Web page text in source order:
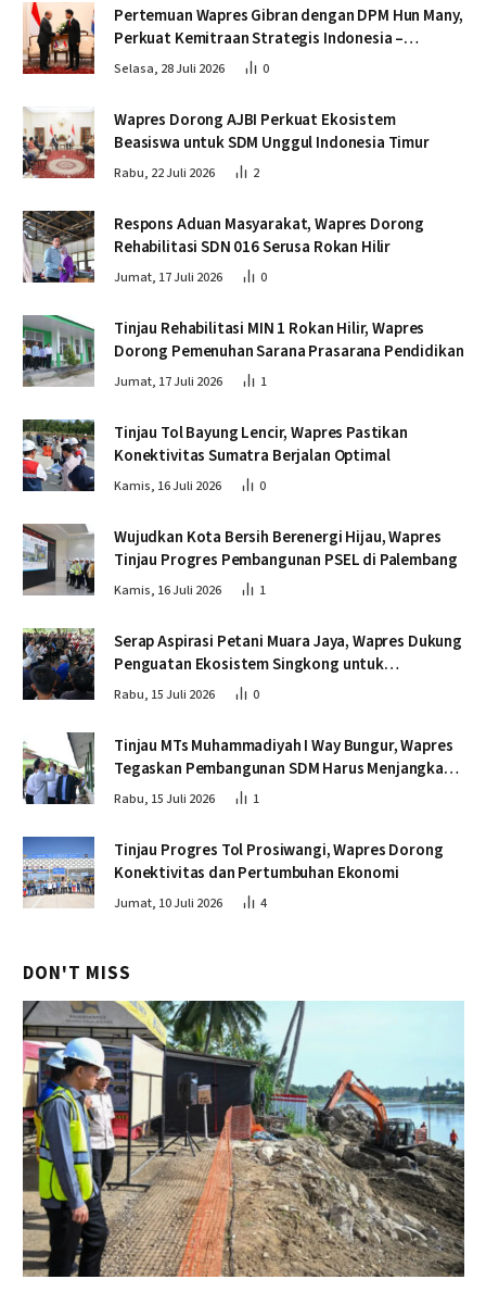
Pertemuan Wapres Gibran dengan DPM Hun Many,
Perkuat Kemitraan Strategis Indonesia –
Kamboja
Selasa, 28 Juli 2026 0
Wapres Dorong AJBI Perkuat Ekosistem
Beasiswa untuk SDM Unggul Indonesia Timur
Rabu, 22 Juli 2026 2
Respons Aduan Masyarakat, Wapres Dorong
Rehabilitasi SDN 016 Serusa Rokan Hilir
Jumat, 17 Juli 2026 0
Tinjau Rehabilitasi MIN 1 Rokan Hilir, Wapres
Dorong Pemenuhan Sarana Prasarana Pendidikan
Jumat, 17 Juli 2026 1
Tinjau Tol Bayung Lencir, Wapres Pastikan
Konektivitas Sumatra Berjalan Optimal
Kamis, 16 Juli 2026 0
Wujudkan Kota Bersih Berenergi Hijau, Wapres
Tinjau Progres Pembangunan PSEL di Palembang
Kamis, 16 Juli 2026 1
Serap Aspirasi Petani Muara Jaya, Wapres Dukung
Penguatan Ekosistem Singkong untuk
Swasembada Pangan
Rabu, 15 Juli 2026 0
Tinjau MTs Muhammadiyah I Way Bungur, Wapres
Tegaskan Pembangunan SDM Harus Menjangkau
Seluruh Sekolah
Rabu, 15 Juli 2026 1
Tinjau Progres Tol Prosiwangi, Wapres Dorong
Konektivitas dan Pertumbuhan Ekonomi
Jumat, 10 Juli 2026 4
DON'T MISS